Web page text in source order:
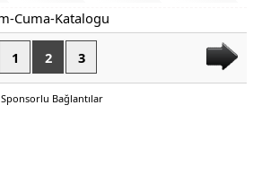
1 2 3
Sponsorlu Bağlantılar